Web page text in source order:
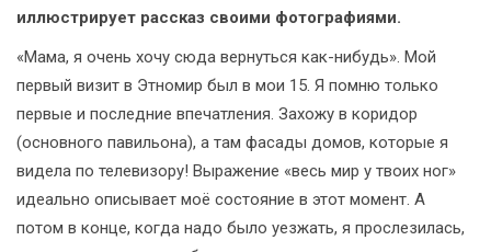
иллюстрирует рассказ своими фотографиями.
«Мама, я очень хочу сюда вернуться как-нибудь». Мой
первый визит в Этномир был в мои 15. Я помню только
первые и последние впечатления. Захожу в коридор
(основного павильона), а там фасады домов, которые я
видела по телевизору! Выражение «весь мир у твоих ног»
идеально описывает моё состояние в этот момент. А
потом в конце, когда надо было уезжать, я прослезилась,